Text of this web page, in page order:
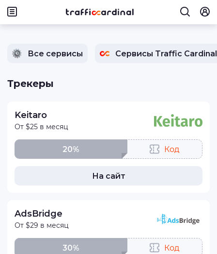
Все сервисы Сервисы Traffic Cardinal
Трекеры
Keitaro
От $25 в месяц
20% Код
На сайт
AdsBridge
От $29 в месяц
30% Код